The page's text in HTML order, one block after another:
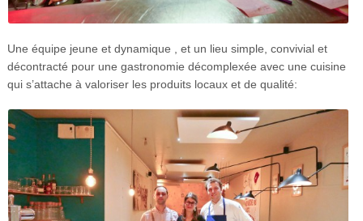
Une équipe jeune et dynamique , et un lieu simple, convivial et
décontracté pour une gastronomie décomplexée avec une cuisine
qui s’attache à valoriser les produits locaux et de qualité: